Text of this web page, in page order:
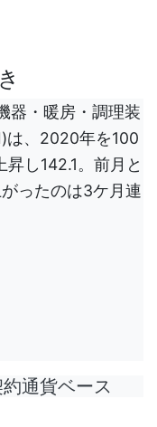
器・暖房・調理装
は、2020年を100
し142.1。前月と
ったのは3ケ月連
通貨ベース